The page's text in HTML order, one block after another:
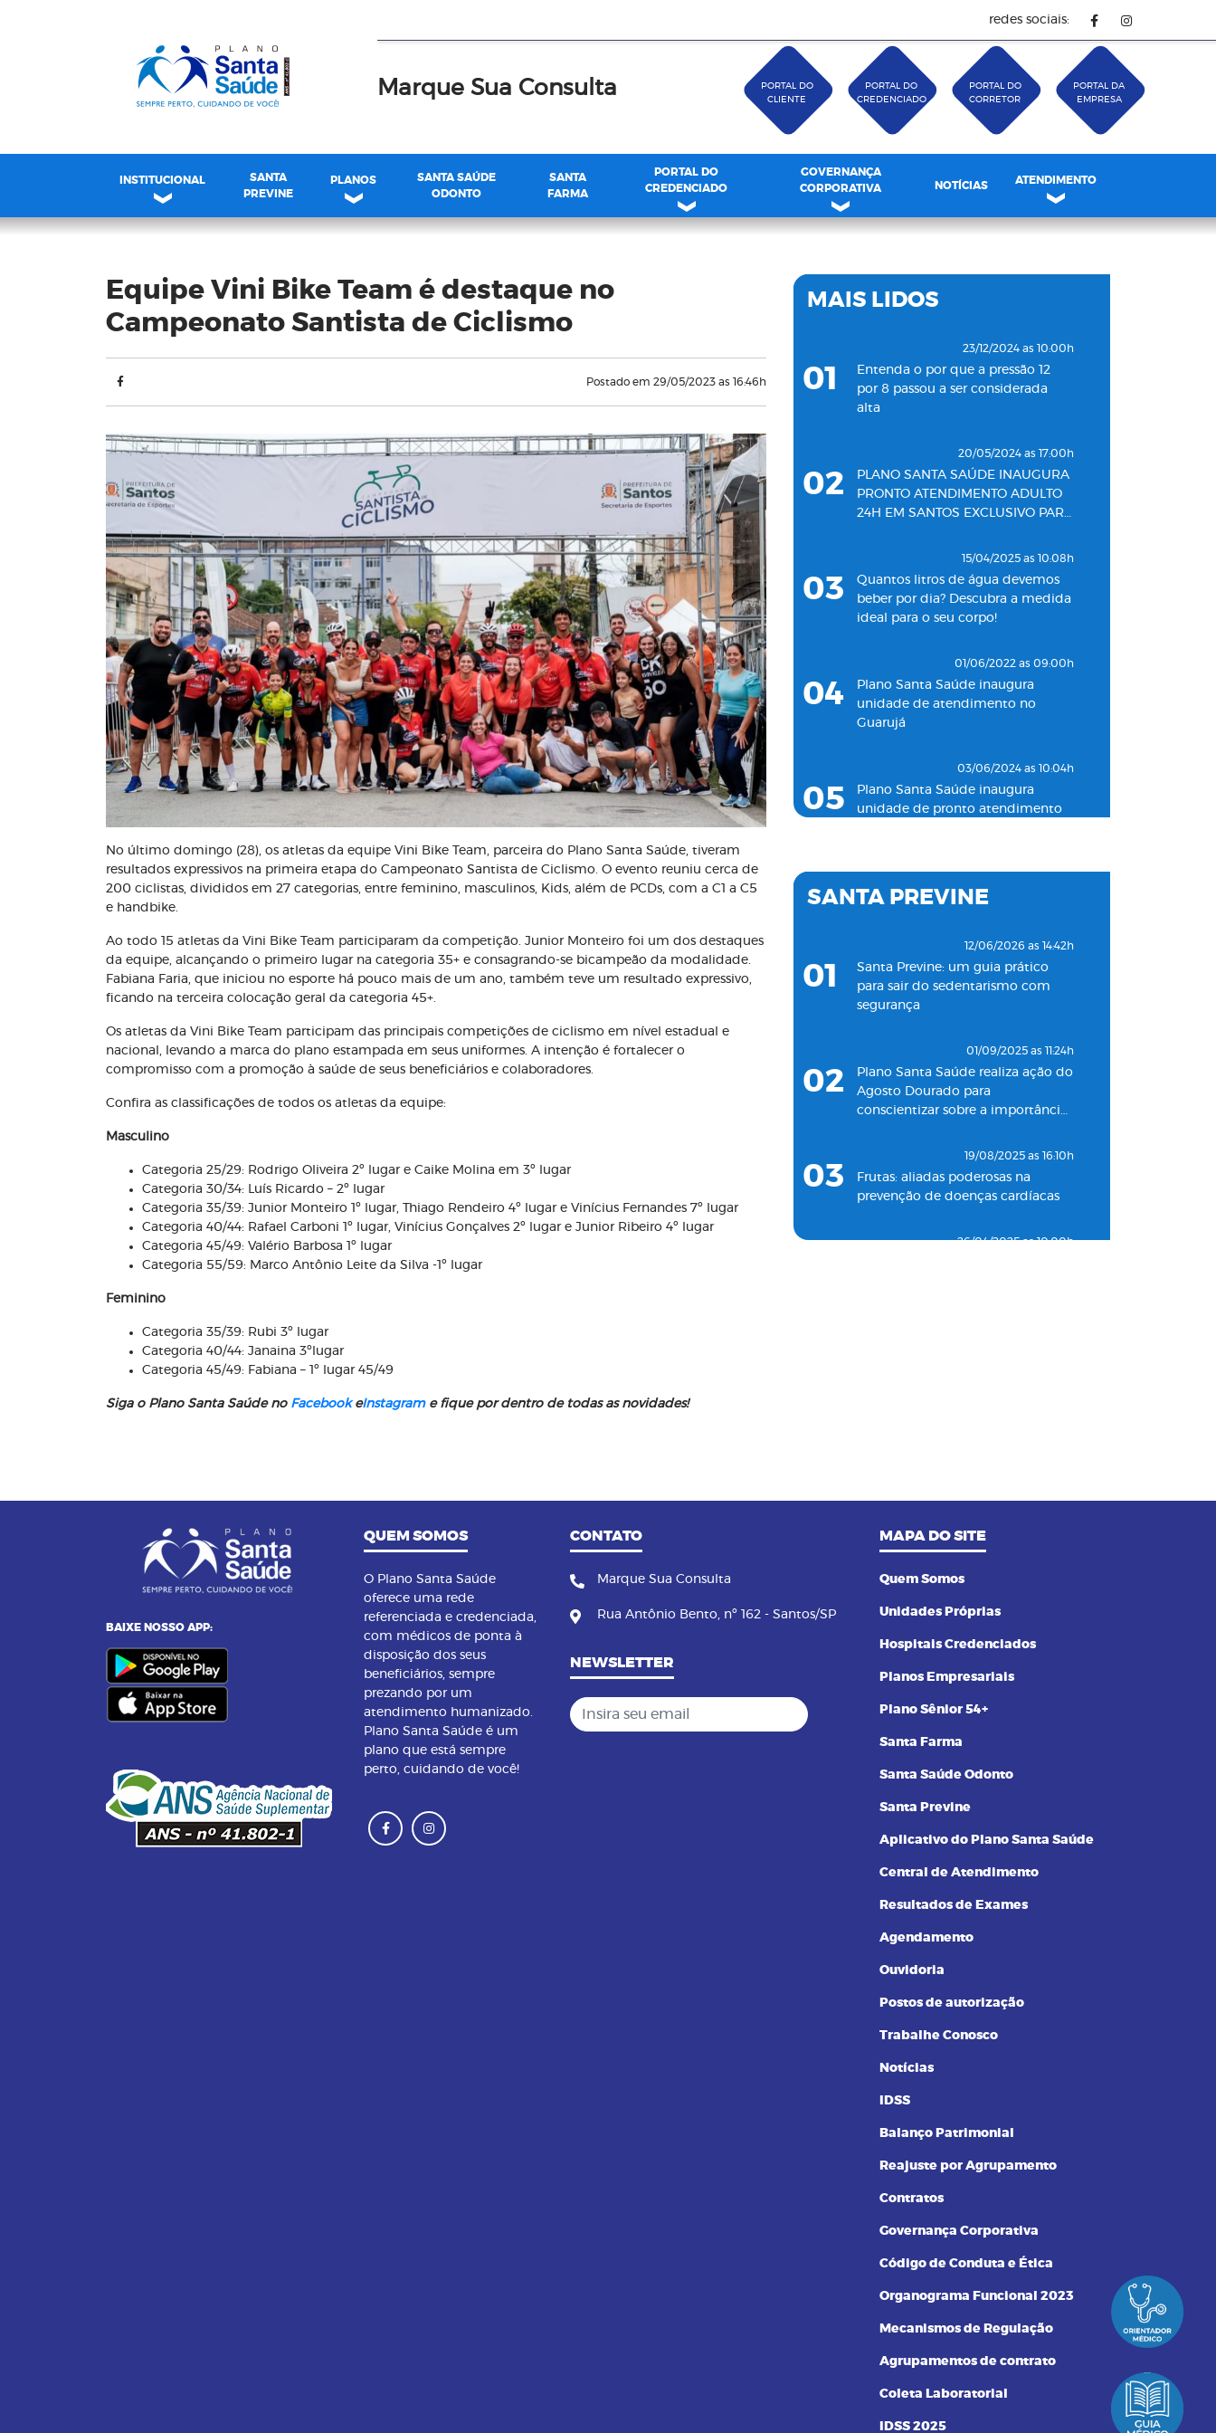
redes sociais:
Marque Sua Consulta
PORTAL DO
CLIENTE
PORTAL DO
CREDENCIADO
PORTAL DO
CORRETOR
PORTAL DA
EMPRESA
INSTITUCIONAL
SANTA
PREVINE
PLANOS
SANTA SAÚDE
ODONTO
SANTA
FARMA
PORTAL DO
CREDENCIADO
GOVERNANÇA
CORPORATIVA
NOTÍCIAS ATENDIMENTO
Blog
Equipe Vini Bike Team é destaque no
Campeonato Santista de Ciclismo
Postado em 29/05/2023 as 16:46h
No último domingo (28), os atletas da equipe Vini Bike Team, parceira do Plano Santa Saúde, tiveram
resultados expressivos na primeira etapa do Campeonato Santista de Ciclismo. O evento reuniu cerca de
200 ciclistas, divididos em 27 categorias, entre feminino, masculinos, Kids, além de PCDs, com a C1 a C5
e handbike.
Ao todo 15 atletas da Vini Bike Team participaram da competição. Junior Monteiro foi um dos destaques
da equipe, alcançando o primeiro lugar na categoria 35+ e consagrando-se bicampeão da modalidade.
Fabiana Faria, que iniciou no esporte há pouco mais de um ano, também teve um resultado expressivo,
ficando na terceira colocação geral da categoria 45+.
Os atletas da Vini Bike Team participam das principais competições de ciclismo em nível estadual e
nacional, levando a marca do plano estampada em seus uniformes. A intenção é fortalecer o
compromisso com a promoção à saúde de seus beneficiários e colaboradores.
Confira as classificações de todos os atletas da equipe:
Masculino
Categoria 25/29: Rodrigo Oliveira 2º lugar e Caike Molina em 3º lugar
Categoria 30/34: Luís Ricardo – 2º lugar
Categoria 35/39: Junior Monteiro 1º lugar, Thiago Rendeiro 4º lugar e Vinícius Fernandes 7º lugar
Categoria 40/44: Rafael Carboni 1º lugar, Vinícius Gonçalves 2º lugar e Junior Ribeiro 4º lugar
Categoria 45/49: Valério Barbosa 1º lugar
Categoria 55/59: Marco Antônio Leite da Silva -1º lugar
Feminino
Categoria 35/39: Rubi 3º lugar
Categoria 40/44: Janaina 3ºlugar
Categoria 45/49: Fabiana – 1º lugar 45/49
Siga o Plano Santa Saúde no Facebook eInstagram e fique por dentro de todas as novidades!
MAIS LIDOS
01
23/12/2024 as 10:00h
Entenda o por que a pressão 12
por 8 passou a ser considerada
alta
02
20/05/2024 as 17:00h
PLANO SANTA SAÚDE INAUGURA
PRONTO ATENDIMENTO ADULTO
24H EM SANTOS EXCLUSIVO PARA
03
15/04/2025 as 10:08h
Quantos litros de água devemos
beber por dia? Descubra a medida
ideal para o seu corpo!
04
01/06/2022 as 09:00h
Plano Santa Saúde inaugura
unidade de atendimento no
Guarujá
05
03/06/2024 as 10:04h
Plano Santa Saúde inaugura
unidade de pronto atendimento
06
19/11/2022 as 09:53h
Plano Santa Saúde inaugura
Clínica Santa Saúde inaugurará
08
Santa Saúde Consultas inaugura
nova unidade de coleta
SANTA PREVINE
01
12/06/2026 as 14:42h
Santa Previne: um guia prático
para sair do sedentarismo com
segurança
02
01/09/2025 as 11:24h
Plano Santa Saúde realiza ação do
Agosto Dourado para
conscientizar sobre a importância
03
19/08/2025 as 16:10h
Frutas: aliadas poderosas na
prevenção de doenças cardíacas
26/04/2025 as 10:00h
23/09/2023 as 14:00h
prática
Pilates na terceira idade: conheça
BAIXE NOSSO APP:
QUEM SOMOS
O Plano Santa Saúde
oferece uma rede
referenciada e credenciada,
com médicos de ponta à
disposição dos seus
beneficiários, sempre
prezando por um
atendimento humanizado.
Plano Santa Saúde é um
plano que está sempre
perto, cuidando de você!
CONTATO
Marque Sua Consulta
Rua Antônio Bento, nº 162 - Santos/SP
NEWSLETTER
Insira seu email
MAPA DO SITE
Quem Somos
Unidades Próprias
Hospitais Credenciados
Planos Empresariais
Plano Sênior 54+
Santa Farma
Santa Saúde Odonto
Santa Previne
Aplicativo do Plano Santa Saúde
Central de Atendimento
Resultados de Exames
Agendamento
Ouvidoria
Postos de autorização
Trabalhe Conosco
Notícias
IDSS
Balanço Patrimonial
Reajuste por Agrupamento
Contratos
Governança Corporativa
Código de Conduta e Ética
Organograma Funcional 2023
Mecanismos de Regulação
Agrupamentos de contrato
Coleta Laboratorial
IDSS 2025